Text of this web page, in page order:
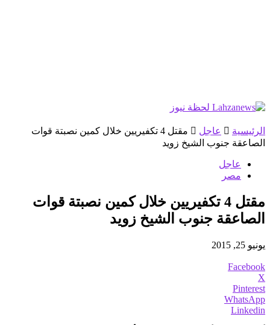
الرئيسية عاجل
مقتل 4 تكفيريين خلال كمين نصبتة قوات
الصاعقة جنوب الشيخ زويد
عاجل
مصر
مقتل 4 تكفيريين خلال كمين نصبتة قوات
الصاعقة جنوب الشيخ زويد
يونيو 25, 2015
Facebook
X
Pinterest
WhatsApp
Linkedin